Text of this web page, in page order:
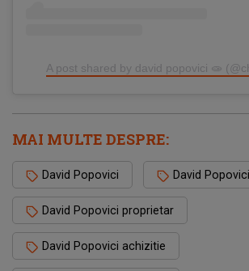
A post shared by david popovici 🧫
MAI MULTE DESPRE:
David Popovici David
David Popovici proprietar
David Popovici achizitie